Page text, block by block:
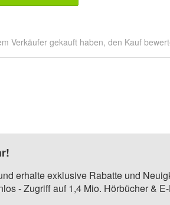
Verkäufer gekauft haben, den Kauf
erhalte exklusive Rabatte und
- Zugriff auf 1,4 Mio. Hörbücher &